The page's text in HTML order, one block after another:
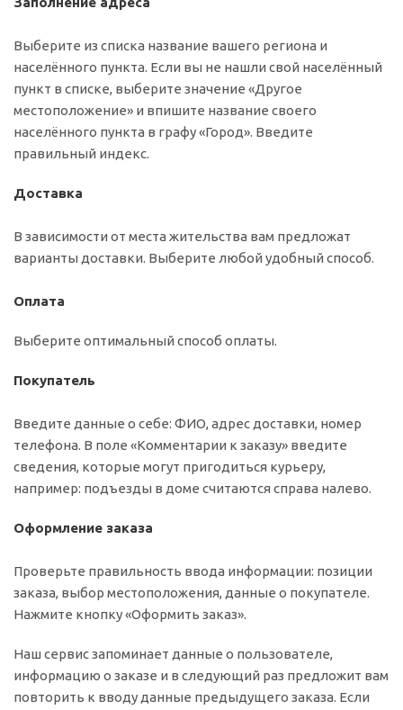
Выберите из списка название вашего региона и
населённого пункта. Если вы не нашли свой населённый
пункт в списке, выберите значение «Другое
местоположение» и впишите название своего
населённого пункта в графу «Город». Введите
правильный индекс.
Доставка
В зависимости от места жительства вам предложат
варианты доставки. Выберите любой удобный способ.
Оплата
Выберите оптимальный способ оплаты.
Покупатель
Введите данные о себе: ФИО, адрес доставки, номер
телефона. В поле «Комментарии к заказу» введите
сведения, которые могут пригодиться курьеру,
например: подъезды в доме считаются справа налево.
Оформление заказа
Проверьте правильность ввода информации: позиции
заказа, выбор местоположения, данные о покупателе.
Нажмите кнопку «Оформить заказ».
Наш сервис запоминает данные о пользователе,
информацию о заказе и в следующий раз предложит вам
повторить к вводу данные предыдущего заказа. Если